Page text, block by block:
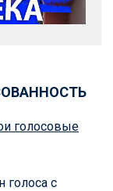
голосовые
голоса с